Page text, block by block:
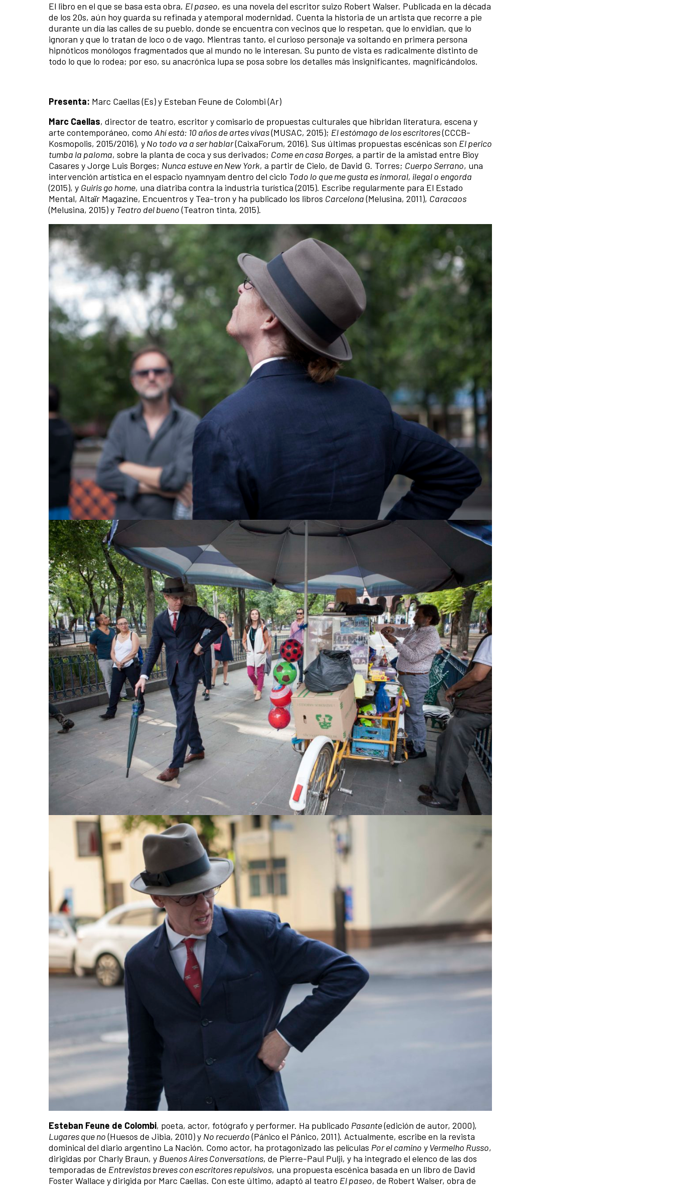
El libro en el que se basa esta obra, El paseo, es una novela del escritor suizo Robert Walser. Publicada en la década
de los 20s, aún hoy guarda su refinada y atemporal modernidad. Cuenta la historia de un artista que recorre a pie
durante un dí­a las calles de su pueblo, donde se encuentra con vecinos que lo respetan, que lo envidian, que lo
ignoran y que lo tratan de loco o de vago. Mientras tanto, el curioso personaje va soltando en primera persona
hipnóticos monólogos fragmentados que al mundo no le interesan. Su punto de vista es radicalmente distinto de
todo lo que lo rodea; por eso, su anacrónica lupa se posa sobre los detalles más insignificantes, magnificándolos.
Presenta: Marc Caellas (Es) y Esteban Feune de Colombi (Ar)
Marc Caellas, director de teatro, escritor y comisario de propuestas culturales que hibridan literatura, escena y
arte contemporáneo, como Ahí está: 10 años de artes vivas(MUSAC, 2015); El estómago de los escritores(CCCB-
Kosmopolis, 2015/2016), yNo todo va a ser hablar(CaixaForum, 2016). Sus últimas propuestas escénicas son El perico
tumba la paloma, sobre la planta de coca y sus derivados; Come en casa Borges, a partir de la amistad entre Bioy
Casares y Jorge Luis Borges; Nunca estuve en New York, a partir de Cielo, de David G. Torres; Cuerpo Serrano, una
intervención artística en el espacio nyamnyam dentro del ciclo Todo lo que me gusta es inmoral, ilegal o engorda
(2015), y Guiris go home, una diatriba contra la industria turí­stica (2015). Escribe regularmente para El Estado
Mental, Altaïr Magazine, Encuentros y Tea-tron y ha publicado los libros Carcelona(Melusina, 2011), Caracaos
(Melusina, 2015) y Teatro del bueno(Teatron tinta, 2015).
Esteban Feune de Colombi, poeta, actor, fotógrafo y performer. Ha publicado Pasante(edición de autor, 2000),
Lugares que no(Huesos de Jibia, 2010) y No recuerdo(Pánico el Pánico, 2011). Actualmente, escribe en la revista
dominical del diario argentino La Nación. Como actor, ha protagonizado las películas Por el camino yVermelho Russo,
dirigidas por Charly Braun, y Buenos Aires Conversations, de Pierre-Paul Pulji, y ha integrado el elenco de las dos
temporadas de Entrevistas breves con escritores repulsivos, una propuesta escénica basada en un libro de David
Foster Wallace y dirigida por Marc Caellas. Con este último, adaptó al teatro El paseo, de Robert Walser, obra de